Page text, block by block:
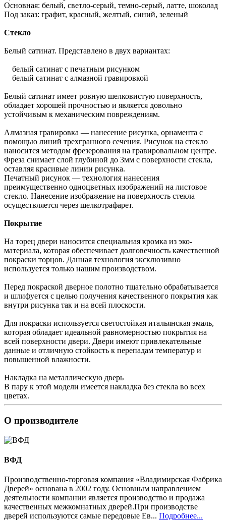
Основная: белый, светло-серый, темно-серый, латте, шоколад
Под заказ: графит, красный, желтый, синий, зеленый
Стекло
Белый сатинат. Представлено в двух вариантах:
белый сатинат с печатным рисунком
белый сатинат с алмазной гравировкой
Белый сатинат имеет ровную шелковистую поверхность,
обладает хорошей прочностью и является довольно
устойчивым к механическим повреждениям.
Алмазная гравировка — нанесение рисунка, орнамента с
помощью линий трехгранного сечения. Рисунок на стекло
наносится методом фрезерования на гравировальном центре.
Фреза снимает слой глубиной до 3мм с поверхности стекла,
оставляя красивые линии рисунка.
Печатный рисунок — технология нанесения
преимущественно одноцветных изображений на листовое
стекло. Нанесение изображение на поверхность стекла
осуществляется через шелкотрафарет.
Покрытие
На торец двери наносится специальная кромка из эко-
материала, которая обеспечивает долговечность качественной
покраски торцов. Данная технология эксклюзивно
используется только нашим производством.
Перед покраской дверное полотно тщательно обрабатывается
и шлифуется с целью получения качественного покрытия как
внутри рисунка так и на всей плоскости.
Для покраски используется светостойкая итальянская эмаль,
которая обладает идеальной равномерностью покрытия на
всей поверхности двери. Двери имеют привлекательные
данные и отличную стойкость к перепадам температур и
повышенной влажности.
Накладка на металлическую дверь
В пару к этой модели имеется накладка без стекла во всех
цветах.
О производителе
ВФД
Производственно-торговая компания «Владимирская Фабрика
Дверей» основана в 2002 году. Основным направлением
деятельности компании является производство и продажа
качественных межкомнатных дверей.При производстве
дверей используются самые передовые Ев... Подробнее...